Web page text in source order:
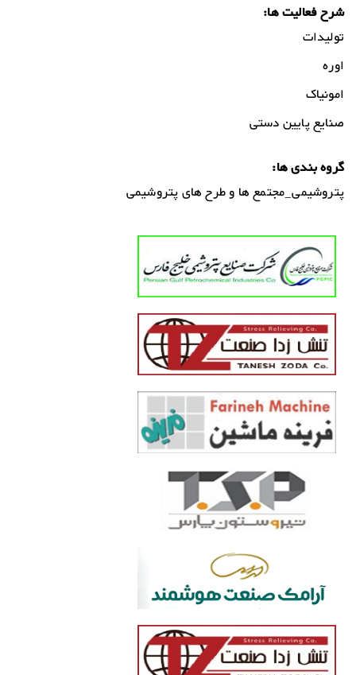
شرح فعالیت ها:
تولیدات
اوره
امونیاک
صنايع پايين دستی
گروه بندی ها:
پتروشیمی_مجتمع ها و طرح های پتروشیمی